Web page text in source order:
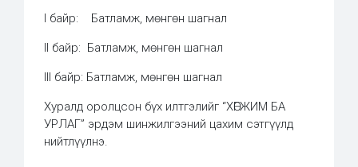
I байр: Батламж, мөнгөн шагнал
II байр: Батламж, мөнгөн шагнал
III байр: Батламж, мөнгөн шагнал
Хуралд оролцсон бүх илтгэлийг “ХӨГЖИМ БА
УРЛАГ” эрдэм шинжилгээний цахим сэтгүүлд
нийтлүүлнэ.